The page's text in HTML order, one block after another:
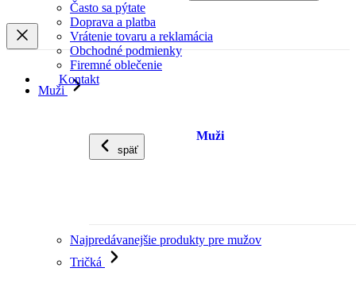
Často sa pýtate
Doprava a platba
Vrátenie tovaru a reklamácia
Obchodné podmienky
Firemné oblečenie
Kontakt
Muži
späť
Muži
Najpredávanejšie produkty pre mužov
Tričká